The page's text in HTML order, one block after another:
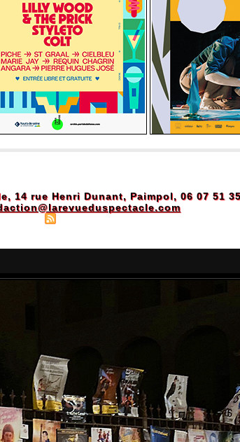
14 rue Henri Dunant, Paimpol, 06 07 51